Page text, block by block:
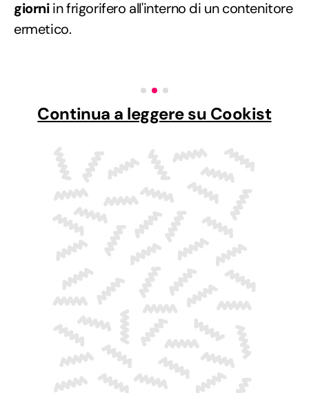
giorniin frigorifero all'interno di un contenitore
ermetico.
Continua a leggere su Cookist